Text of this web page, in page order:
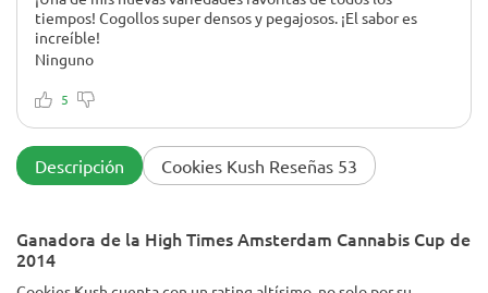
tiempos! Cogollos super densos y pegajosos. ¡El sabor es
increíble!
Ninguno
¡Recomiendo encarecidamente a esta chica! ¡Paz a todos!
5
Descripción Cookies Kush Reseñas 53
Ganadora de la High Times Amsterdam Cannabis Cup de
2014